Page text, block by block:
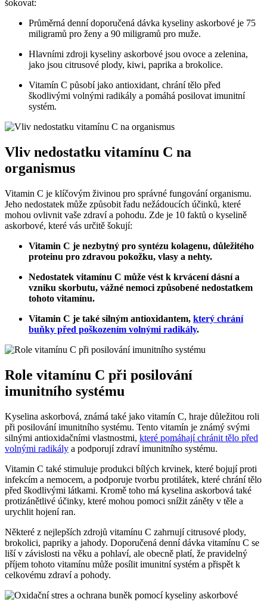
šokovat:
Průměrná denní doporučená dávka kyseliny askorbové je 75
miligramů pro ženy a 90 miligramů pro muže.
Hlavními zdroji kyseliny askorbové jsou ovoce a zelenina,
jako jsou citrusové plody, kiwi, paprika a brokolice.
Vitamín C působí jako antioxidant, chrání tělo před
škodlivými volnými radikály a pomáhá posilovat imunitní
systém.
Vliv nedostatku vitamínu C na
organismus
Vitamin C je klíčovým živinou pro správné fungování organismu.
Jeho nedostatek může způsobit řadu nežádoucích účinků, které
mohou ovlivnit vaše zdraví a pohodu. Zde je 10 faktů o kyselině
askorbové, které vás určitě šokují:
Vitamin C je nezbytný pro syntézu kolagenu, důležitého
proteinu pro zdravou pokožku, vlasy a nehty.
Nedostatek vitamínu C může vést k krvácení dásní a
vzniku skorbutu, vážné nemoci způsobené nedostatkem
tohoto vitamínu.
Vitamin C je také silným antioxidantem, který chrání
buňky před poškozením volnými radikály.
Role vitamínu C při posilování
imunitního systému
Kyselina askorbová, známá také jako vitamín C, hraje důležitou roli
při posilování imunitního systému. Tento vitamín je známý svými
silnými antioxidačními vlastnostmi, které pomáhají chránit tělo před
volnými radikály a podporují zdraví imunitního systému.
Vitamin C také stimuluje produkci bílých krvinek, které bojují proti
infekcím a nemocem, a podporuje tvorbu protilátek, které chrání tělo
před škodlivými látkami. Kromě toho má kyselina askorbová také
protizánětlivé účinky, které mohou pomoci snížit záněty v těle a
urychlit hojení ran.
Některé z nejlepších zdrojů vitamínu C zahrnují citrusové plody,
brokolici, papriky a jahody. Doporučená denní dávka vitamínu C se
liší v závislosti na věku a pohlaví, ale obecně platí, že pravidelný
příjem tohoto vitamínu může posílit imunitní systém a přispět k
celkovému zdraví a pohody.